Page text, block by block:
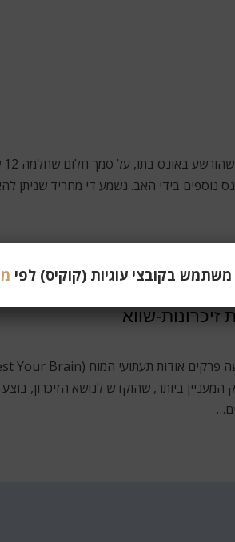
נוספים בידי האב. נשמע די מחריד שניתן
שווא
ביותר, שהוקדש לנושא הזיכרון,
בקובצי עוגיות (קוקיס) לפי